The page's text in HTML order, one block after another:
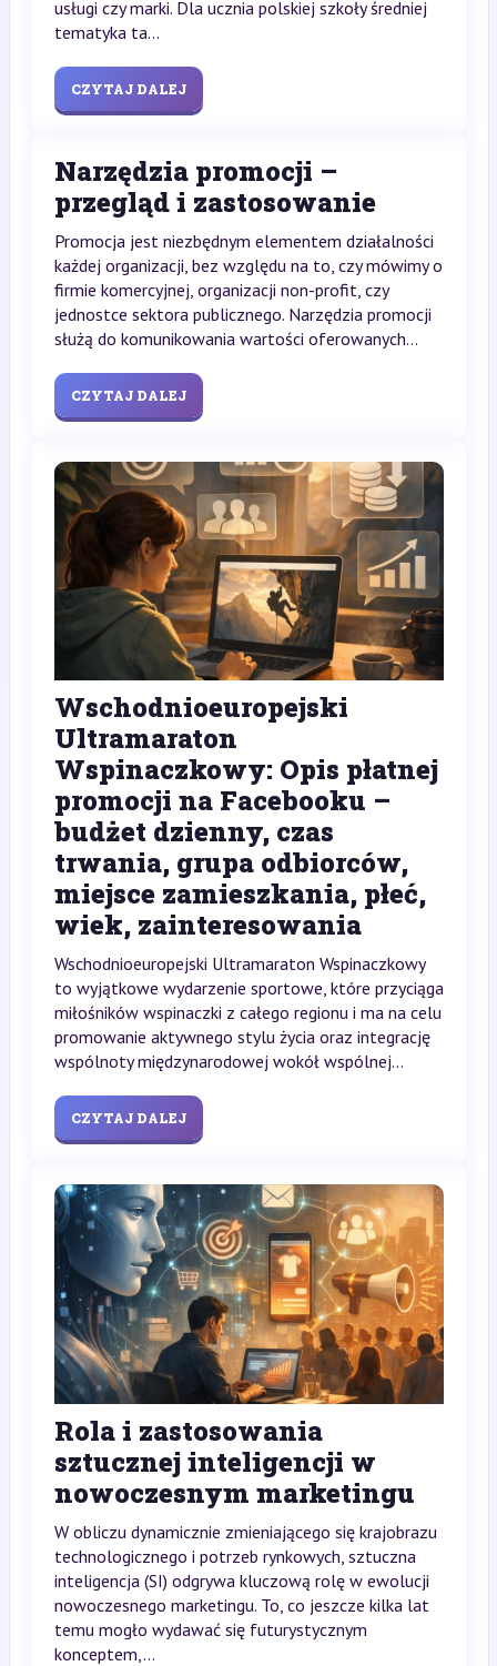
usługi czy marki. Dla ucznia polskiej szkoły średniej
tematyka ta...
CZYTAJ DALEJ
Narzędzia promocji –
przegląd i zastosowanie
Promocja jest niezbędnym elementem działalności
każdej organizacji, bez względu na to, czy mówimy o
firmie komercyjnej, organizacji non-profit, czy
jednostce sektora publicznego. Narzędzia promocji
służą do komunikowania wartości oferowanych...
CZYTAJ DALEJ
Wschodnioeuropejski
Ultramaraton
Wspinaczkowy: Opis płatnej
promocji na Facebooku –
budżet dzienny, czas
trwania, grupa odbiorców,
miejsce zamieszkania, płeć,
wiek, zainteresowania
Wschodnioeuropejski Ultramaraton Wspinaczkowy
to wyjątkowe wydarzenie sportowe, które przyciąga
miłośników wspinaczki z całego regionu i ma na celu
promowanie aktywnego stylu życia oraz integrację
wspólnoty międzynarodowej wokół wspólnej...
CZYTAJ DALEJ
Rola i zastosowania
sztucznej inteligencji w
nowoczesnym marketingu
W obliczu dynamicznie zmieniającego się krajobrazu
technologicznego i potrzeb rynkowych, sztuczna
inteligencja (SI) odgrywa kluczową rolę w ewolucji
nowoczesnego marketingu. To, co jeszcze kilka lat
temu mogło wydawać się futurystycznym
konceptem,...